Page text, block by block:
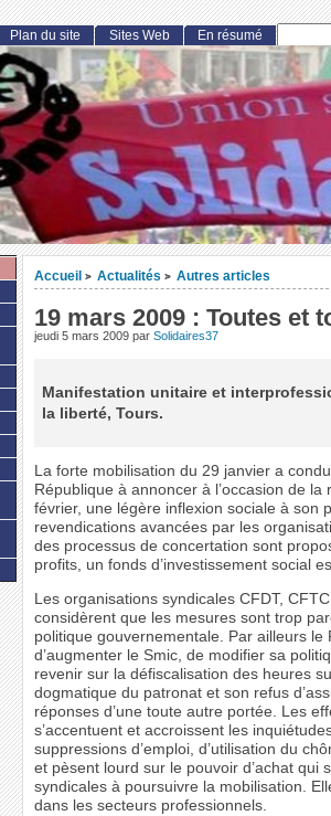
Accueil > Actualités > Autres articles
19 mars 2009 : Toutes et
jeudi 5 mars 2009 par Solidaires37
Manifestation unitaire et
la liberté, Tours.
La forte mobilisation du 29 janvier a
République à annoncer à l’occasion de
février, une légère inflexion sociale à son
revendications avancées par les
des processus de concertation sont
profits, un fonds d’investissement social
Les organisations syndicales CFDT,
considèrent que les mesures sont trop
politique gouvernementale. Par ailleurs
d’augmenter le Smic, de modifier sa
revenir sur la défiscalisation des heures
dogmatique du patronat et son refus
réponses d’une toute autre portée. Les
s’accentuent et accroissent les
suppressions d’emploi, d’utilisation du
et pèsent lourd sur le pouvoir d’achat qui
syndicales à poursuivre la mobilisation.
dans les secteurs professionnels.
Plan du site Sites Web En résumé